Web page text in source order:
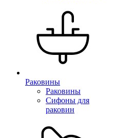
Раковины
Раковины
Сифоны для
раковин